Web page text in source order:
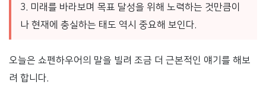
3. 미래를 바라보며 목표 달성을 위해 노력하는 것만큼이
나 현재에 충실하는 태도 역시 중요해 보인다.
오늘은 쇼펜하우어의 말을 빌려 조금 더 근본적인 얘기를 해보
려 합니다.